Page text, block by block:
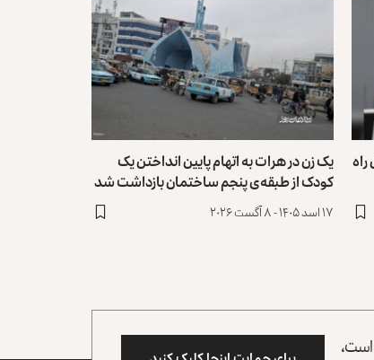
یک زن در هرات به اتهام پایین انداختن یک
کودک از طبقه‌ی پنجم ساختمان بازداشت شد
۱۷ اسد ۱۴۰۵ - ۸ آگست ۲۰۲۶
است،